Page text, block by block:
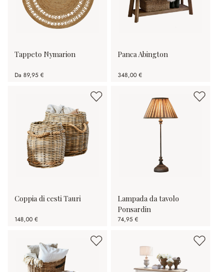
Tappeto Nymarion
Da 89,95 €
Panca Abington
348,00 €
Coppia di cesti Tauri
148,00 €
Lampada da tavolo
Ponsardin
74,95 €